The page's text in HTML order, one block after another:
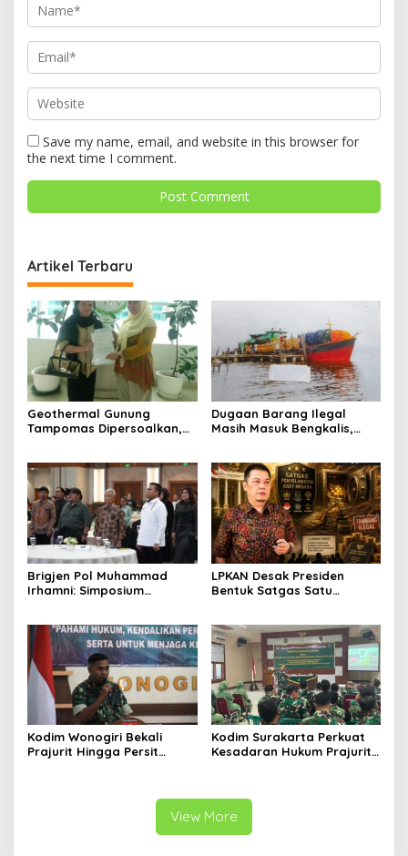
Save my name, email, and website in this browser for
the next time I comment.
Artikel Terbaru
Geothermal Gunung
Tampomas Dipersoalkan,
Barat
Dugaan Barang Ilegal
Masih Masuk Bengkalis,
Brigjen Pol Muhammad
Irhamni: Simposium
Penegakan Hukum
Lingkungan
LPKAN Desak Presiden
Bentuk Satgas Satu
Ilegal
Kodim Wonogiri Bekali
Prajurit Hingga Persit
Kodim Surakarta Perkuat
Kesadaran Hukum Prajurit
View More